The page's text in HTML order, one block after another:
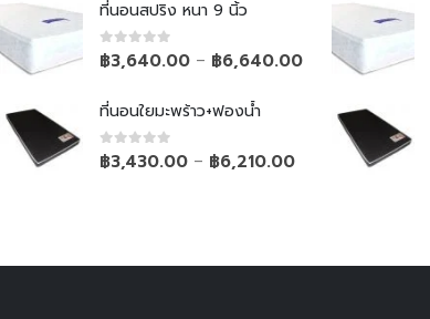
ที่นอนสปริง หนา 9 นิ้ว
0out of 5
฿3,640.00 – ฿6,640.00
ที่นอนใยมะพร้าว+ฟองน้ำ
0out of 5
฿3,430.00 – ฿6,210.00